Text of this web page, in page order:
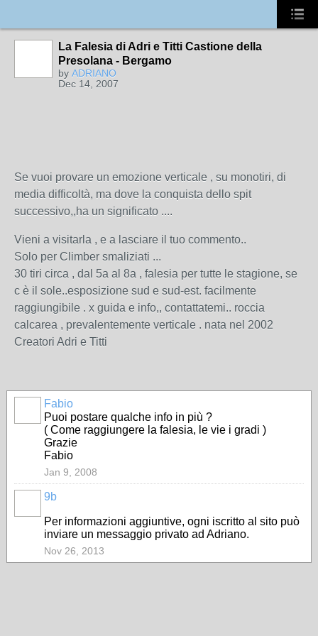
La Falesia di Adri e Titti Castione della
Presolana - Bergamo
by ADRIANO
Dec 14, 2007
Se vuoi provare un emozione verticale , su monotiri, di
media difficoltà, ma dove la conquista dello spit
successivo,,ha un significato ....
Vieni a visitarla , e a lasciare il tuo commento..
Solo per Climber smaliziati ...
30 tiri circa , dal 5a al 8a , falesia per tutte le stagione, se
c è il sole..esposizione sud e sud-est. facilmente
raggiungibile . x guida e info,, contattatemi.. roccia
calcarea , prevalentemente verticale . nata nel 2002
Creatori Adri e Titti
Fabio
Puoi postare qualche info in più ?
( Come raggiungere la falesia, le vie i gradi )
Grazie
Fabio
Jan 9, 2008
9b
Per informazioni aggiuntive, ogni iscritto al sito può
inviare un messaggio privato ad Adriano.
Nov 26, 2013